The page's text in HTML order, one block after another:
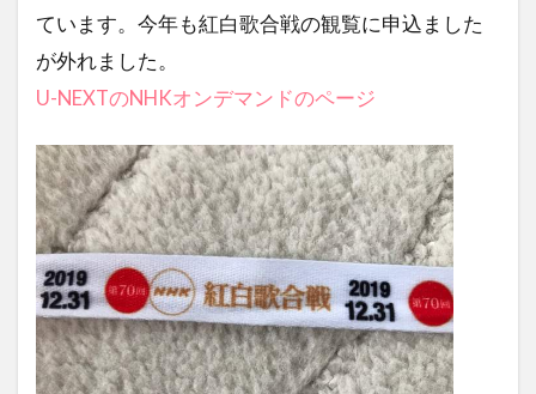
ています。今年も紅白歌合戦の観覧に申込ました
が外れました。
U-NEXTのNHKオンデマンドのページ